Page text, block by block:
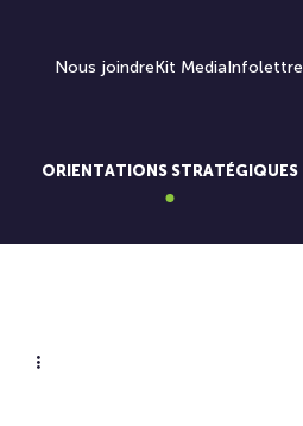
Nous joindreKit MediaInfolettre
ORIENTATIONS STRATÉGIQUES